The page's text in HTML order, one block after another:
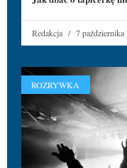
Redakcja 7 października
ROZRYWKA